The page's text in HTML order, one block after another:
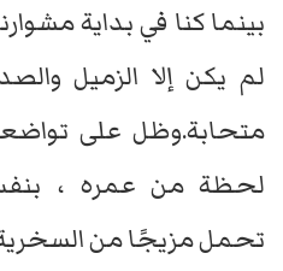
بينما كنا في بداية
لم يكن إلا الزميل
متحابة.وظل على
لحظة من عمره ، بنفس
تحمل مزيجًا من السخرية